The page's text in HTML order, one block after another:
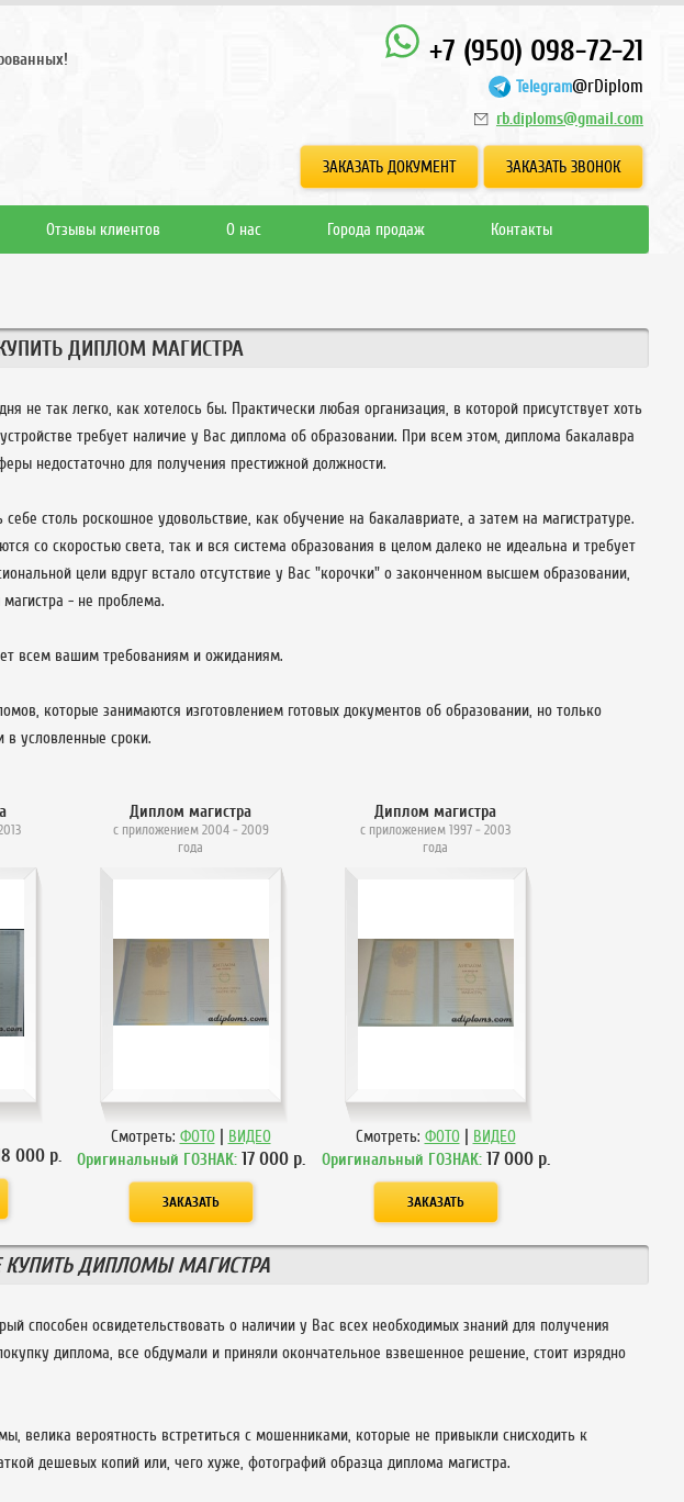
+7 (950) 098-72-21
Telegram@rDiplom
rb.diploms@gmail.com
ЗАКАЗАТЬ ДОКУМЕНТ ЗАКАЗАТЬ ЗВОНОК
Отзывы клиентов О нас Города продаж Контакты
ДИПЛОМ МАГИСТРА
не так легко, как хотелось бы. Практически любая организация, в которой присутствует хоть
требует наличие у Вас диплома об образовании. При всем этом, диплома бакалавра
недостаточно для получения престижной должности.
столь роскошное удовольствие, как обучение на бакалавриате, а затем на магистратуре.
со скоростью света, так и вся система образования в целом далеко не идеальна и требует
цели вдруг встало отсутствие у Вас "корочки" о законченном высшем образовании,
- не проблема.
всем вашим требованиям и ожиданиям.
которые занимаются изготовлением готовых документов об образовании, но только
в условленные сроки.
000р.
Диплом магистра
с приложением 2004 - 2009
года
Смотреть: ФОТО | ВИДЕО
Оригинальный ГОЗНАК: 17 000р.
Диплом магистра
с приложением 1997 - 2003
года
Смотреть: ФОТО | ВИДЕО
Оригинальный ГОЗНАК: 17 000р.
КУПИТЬ ДИПЛОМЫ МАГИСТРА
способен освидетельствовать о наличии у Вас всех необходимых знаний для получения
диплома, все обдумали и приняли окончательное взвешенное решение, стоит изрядно
велика вероятность встретиться с мошенниками, которые не привыкли снисходить к
дешевых копий или, чего хуже, фотографий образца диплома магистра.